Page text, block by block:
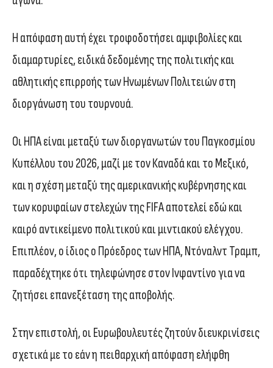
Η απόφαση αυτή έχει τροφοδοτήσει αμφιβολίες και
διαμαρτυρίες, ειδικά δεδομένης της πολιτικής και
αθλητικής επιρροής των Ηνωμένων Πολιτειών στη
διοργάνωση του τουρνουά.
Οι ΗΠΑ είναι μεταξύ των διοργανωτών του Παγκοσμίου
Κυπέλλου του 2026, μαζί με τον Καναδά και το Μεξικό,
και η σχέση μεταξύ της αμερικανικής κυβέρνησης και
των κορυφαίων στελεχών της FIFA αποτελεί εδώ και
καιρό αντικείμενο πολιτικού και μιντιακού ελέγχου.
Επιπλέον, ο ίδιος ο Πρόεδρος των ΗΠΑ, Ντόναλντ Τραμπ,
παραδέχτηκε ότι τηλεφώνησε στον Ινφαντίνο για να
ζητήσει επανεξέταση της αποβολής.
Στην επιστολή, οι Ευρωβουλευτές ζητούν διευκρινίσεις
σχετικά με το εάν η πειθαρχική απόφαση ελήφθη